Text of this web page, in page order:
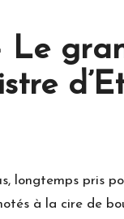
Le
longtemps pris
à la cire de